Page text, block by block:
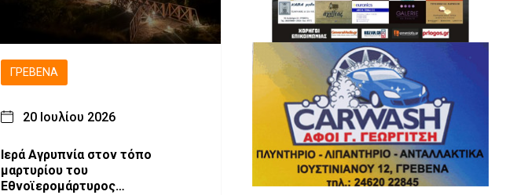
ΓΡΕΒΕΝΆ
20 Ιουλίου 2026
Ιερά Αγρυπνία στον τόπο
μαρτυρίου του
Εθνοϊερομάρτυρος